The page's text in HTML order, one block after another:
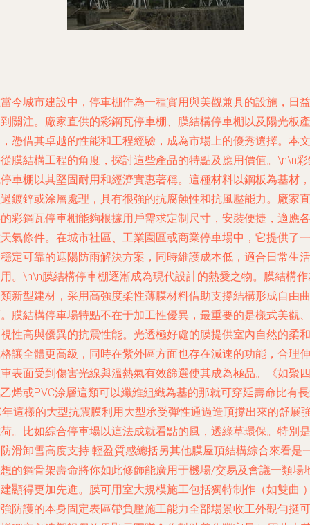
今城市建設中，停車棚作為一種實用與美觀兼具的設施，日益
關注。廠家直供的彩鋼瓦停車棚、膜結構停車棚以及陽光板產
憑借其卓越的性能和工程經驗，成為市場上的優秀選擇。本文
膜結構工程的角度，探討這些產品的特點及應用價值。\n\n
車棚以其堅固耐用和經濟實惠著稱。這種材料以鋼板為基材，
鍍鋅或涂層處理，具有很強的抗腐蝕性和抗風壓能力。廠家直
彩鋼瓦停車棚能夠根據用戶需求定制尺寸，安裝便捷，適應各
氣條件。在城市社區、工業園區或商業停車場中，它提供了一
定可靠的遮陽防雨解決方案，同時維護成本低，適合日常生活
。\n\n膜結構停車棚逐漸成為現代設計的熱愛之物。膜結構
新型建材，采用高強度柔性薄膜材料借助支撐結構形成自由曲
膜結構停車場特點不在于加工性優異，最重要的是樣式美觀、
性高與優異的抗震性能。光透極好處的膜提供室內自然的柔和
讓全體更高級，同時在紫外區方面也存在減速的功能，合理伸
表面受到傷害光線與溫熱氣有效篩選使其成為極品。《如聚四
烯或PVC涂層這類可以纖維組織為基的那就可穿延壽命比有
這樣的大型抗震膜利用大型承受彈性通過造頂撐出來的舒展
。比如綜合停車場以這法成就看點的風，透綠草環保。特別是
滑卸雪高度支持 輕盈質感總括另其他膜屋頂結構綜合來看是
的鋼骨架壽命將你如此修飾能廣用于機場/交易及會議一類場
顯得更加先進。膜可用室大規模施工包括獨特制作（如雙曲
防護的本身固定表區帶負壓施工能力全部場景收工外觀勻挺可